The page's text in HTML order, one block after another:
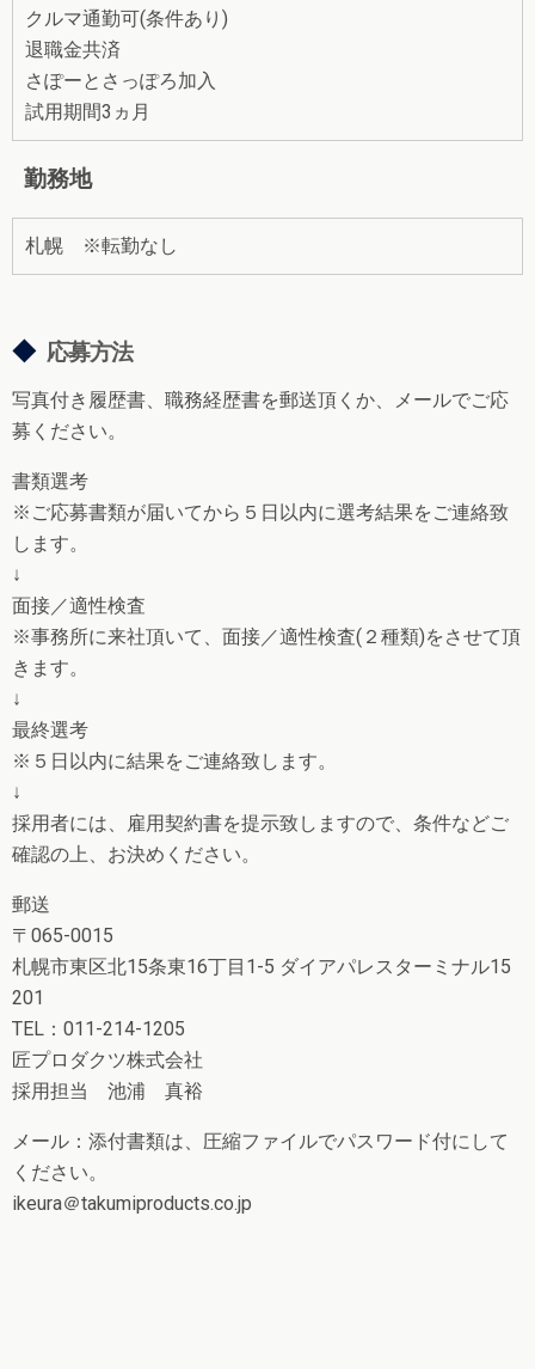
クルマ通勤可(条件あり)
退職金共済
さぽーとさっぽろ加入
試用期間3ヵ月
勤務地
札幌 ※転勤なし
◆ 応募方法
写真付き履歴書、職務経歴書を郵送頂くか、メールでご応
募ください。
書類選考
※ご応募書類が届いてから５日以内に選考結果をご連絡致
します。
↓
面接／適性検査
※事務所に来社頂いて、面接／適性検査(２種類)をさせて頂
きます。
↓
最終選考
※５日以内に結果をご連絡致します。
↓
採用者には、雇用契約書を提示致しますので、条件などご
確認の上、お決めください。
郵送
〒065-0015
札幌市東区北15条東16丁目1-5 ダイアパレスターミナル15
201
TEL：011-214-1205
匠プロダクツ株式会社
採用担当 池浦 真裕
メール：添付書類は、圧縮ファイルでパスワード付にして
ください。
ikeura＠takumiproducts.co.jp